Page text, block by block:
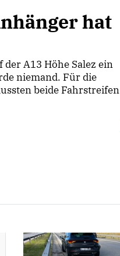
hat
A13 Höhe Salez ein
niemand. Für die
beide Fahrstreifen